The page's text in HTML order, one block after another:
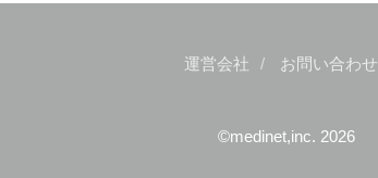
運営会社 お問い合わせ
©medinet,inc. 2026